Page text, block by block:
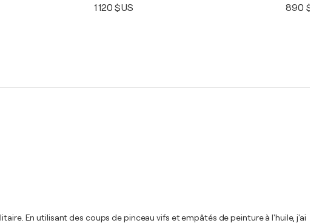
1 120 $US 890
En utilisant des coups de pinceau vifs et empâtés de peinture à l'huile, j'ai